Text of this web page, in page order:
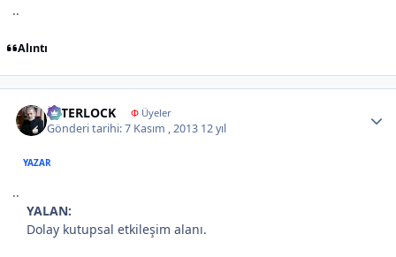
..
Alıntı
İNTERLOCK ΦÜyeler
Gönderi tarihi:7 Kasım , 2013 12 yıl
YAZAR
..
YALAN:
Dolay kutupsal etkileşim alanı.